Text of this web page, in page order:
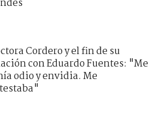
Cordero y el fin de su
con Eduardo Fuentes: "Me
odio y envidia. Me